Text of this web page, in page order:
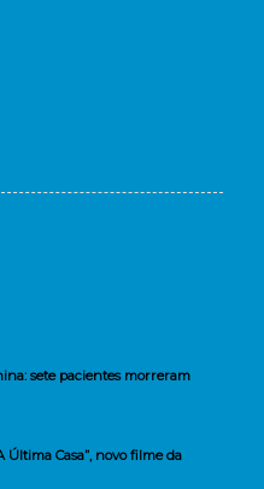
sete pacientes morreram
Casa”, novo filme da